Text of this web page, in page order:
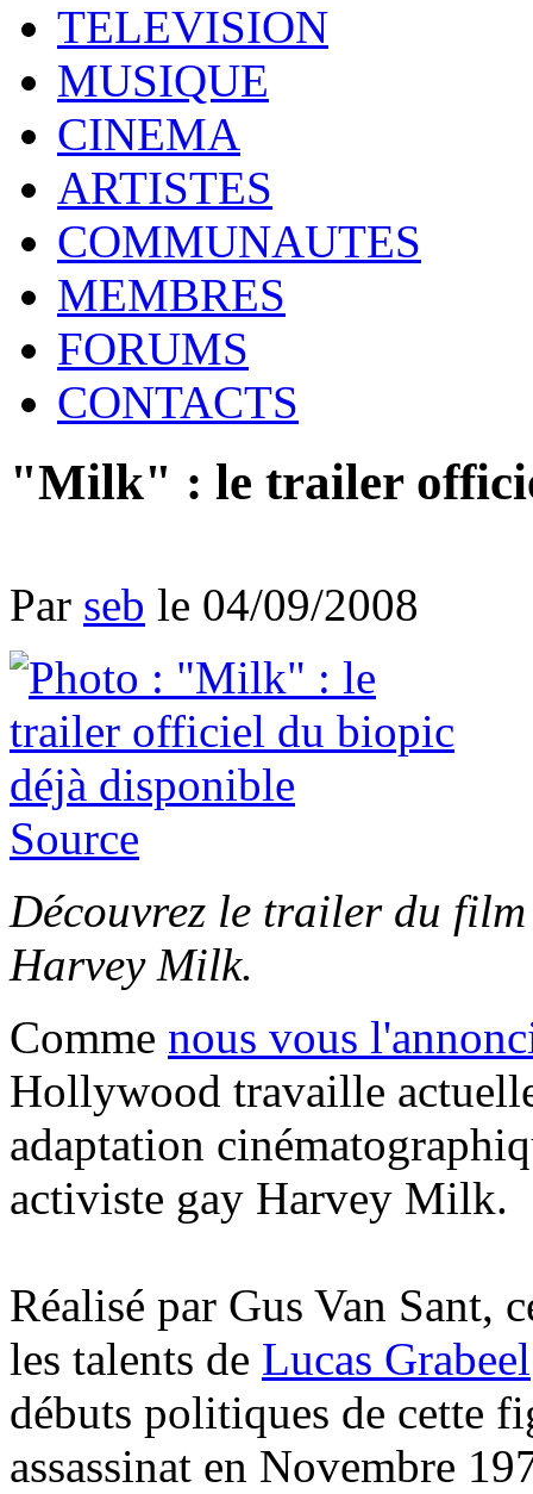
TELEVISION
MUSIQUE
CINEMA
ARTISTES
COMMUNAUTES
MEMBRES
FORUMS
CONTACTS
"Milk" : le trailer
Par seb le 04/09/2008
Source
Découvrez le trailer du
Harvey Milk.
Comme nous vous
Hollywood travaille
adaptation
activiste gay Harvey Milk.
Réalisé par Gus Van Sant,
les talents de Lucas Grabeel
débuts politiques de cette
assassinat en Novembre